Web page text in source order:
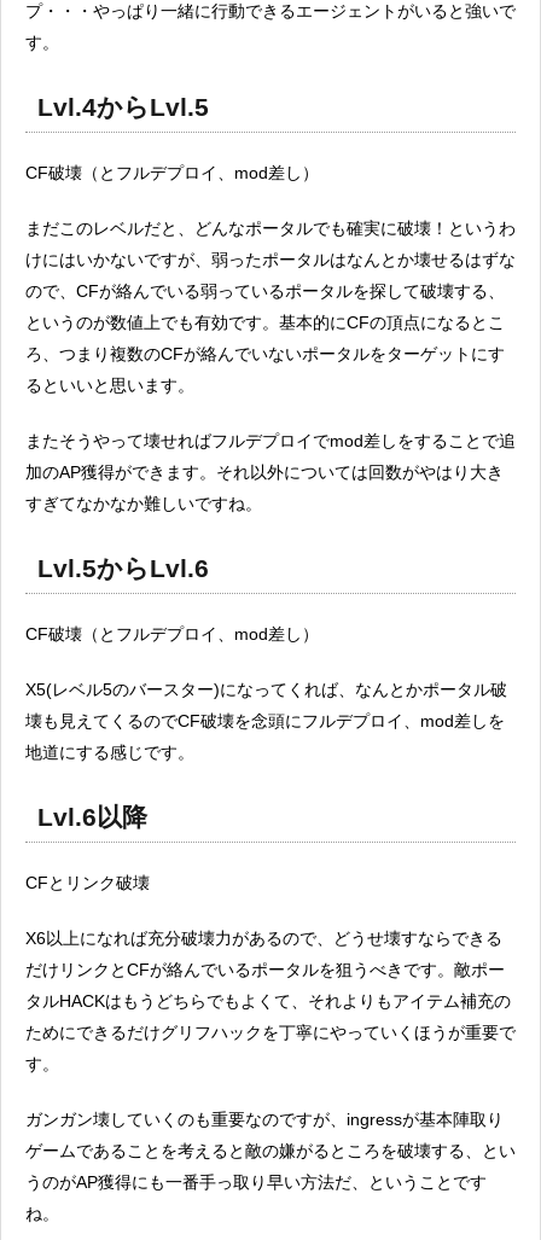
プ・・・やっぱり一緒に行動できるエージェントがいると強いで
す。
Lvl.4からLvl.5
CF破壊（とフルデプロイ、mod差し）
まだこのレベルだと、どんなポータルでも確実に破壊！というわ
けにはいかないですが、弱ったポータルはなんとか壊せるはずな
ので、CFが絡んでいる弱っているポータルを探して破壊する、
というのが数値上でも有効です。基本的にCFの頂点になるとこ
ろ、つまり複数のCFが絡んでいないポータルをターゲットにす
るといいと思います。
またそうやって壊せればフルデプロイでmod差しをすることで追
加のAP獲得ができます。それ以外については回数がやはり大き
すぎてなかなか難しいですね。
Lvl.5からLvl.6
CF破壊（とフルデプロイ、mod差し）
X5(レベル5のバースター)になってくれば、なんとかポータル破
壊も見えてくるのでCF破壊を念頭にフルデプロイ、mod差しを
地道にする感じです。
Lvl.6以降
CFとリンク破壊
X6以上になれば充分破壊力があるので、どうせ壊すならできる
だけリンクとCFが絡んでいるポータルを狙うべきです。敵ポー
タルHACKはもうどちらでもよくて、それよりもアイテム補充の
ためにできるだけグリフハックを丁寧にやっていくほうが重要で
す。
ガンガン壊していくのも重要なのですが、ingressが基本陣取り
ゲームであることを考えると敵の嫌がるところを破壊する、とい
うのがAP獲得にも一番手っ取り早い方法だ、ということです
ね。